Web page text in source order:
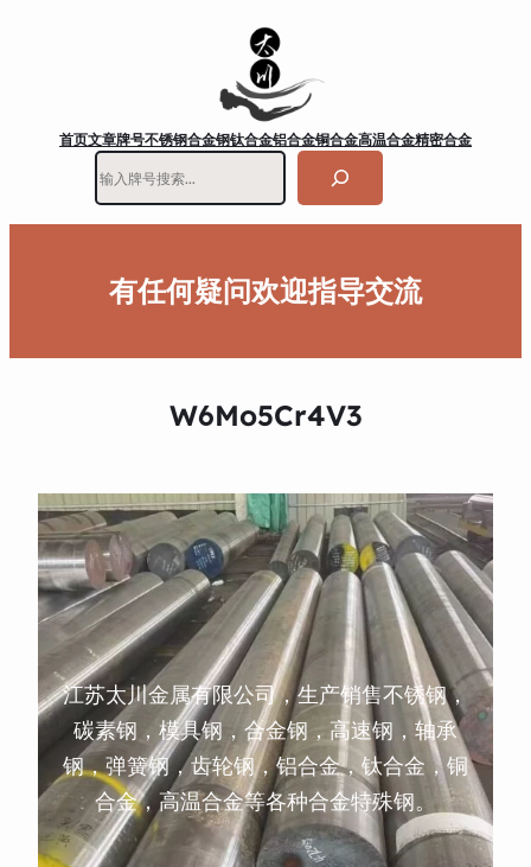
首页文章牌号不锈钢合金钢钛合金铝合金铜合金高温合金精密合金
有任何疑问欢迎指导交流
W6Mo5Cr4V3
江苏太川金属有限公司，生产销售不锈钢，
碳素钢，模具钢，合金钢，高速钢，轴承
钢，弹簧钢，齿轮钢，铝合金，钛合金，铜
合金，高温合金等各种合金特殊钢。